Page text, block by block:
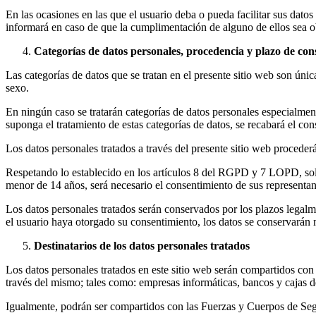
En las ocasiones en las que el usuario deba o pueda facilitar sus
informará en caso de que la cumplimentación de alguno de ellos
Categorías de datos personales, procedencia y plazo de
Las categorías de datos que se tratan en el presente sitio web son
sexo.
En ningún caso se tratarán categorías de datos personales
suponga el tratamiento de estas categorías de datos, se recabará el
Los datos personales tratados a través del presente sitio web
Respetando lo establecido en los artículos 8 del RGPD y 7 LOPD,
menor de 14 años, será necesario el consentimiento de sus
Los datos personales tratados serán conservados por los plazos
el usuario haya otorgado su consentimiento, los datos se
Destinatarios de los datos personales tratados
Los datos personales tratados en este sitio web serán compartidos
través del mismo; tales como: empresas informáticas, bancos y cajas
Igualmente, podrán ser compartidos con las Fuerzas y Cuerpos de